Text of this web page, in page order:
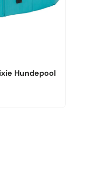
Hundepool